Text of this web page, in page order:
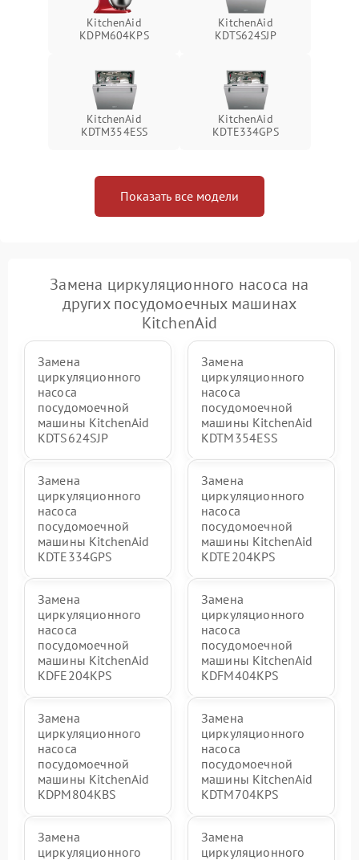
KitchenAid
KDPM604KPS
KitchenAid
KDTS624SJP
KitchenAid
KDTM354ESS
KitchenAid
KDTE334GPS
Показать все модели
Замена циркуляционного насоса на
других посудомоечных машинах
KitchenAid
Замена
циркуляционного
насоса
посудомоечной
машины KitchenAid
KDTS624SJP
Замена
циркуляционного
насоса
посудомоечной
машины KitchenAid
KDTM354ESS
Замена
циркуляционного
насоса
посудомоечной
машины KitchenAid
KDTE334GPS
Замена
циркуляционного
насоса
посудомоечной
машины KitchenAid
KDTE204KPS
Замена
циркуляционного
насоса
посудомоечной
машины KitchenAid
KDFE204KPS
Замена
циркуляционного
насоса
посудомоечной
машины KitchenAid
KDFM404KPS
Замена
циркуляционного
насоса
посудомоечной
машины KitchenAid
KDPM804KBS
Замена
циркуляционного
насоса
посудомоечной
машины KitchenAid
KDTM704KPS
Замена
циркуляционного
Замена
циркуляционного